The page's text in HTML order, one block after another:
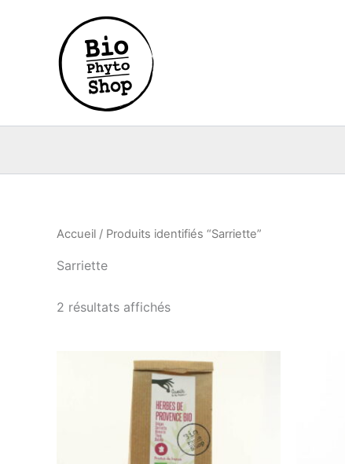
Accueil / Produits identifiés “Sarriette”
Sarriette
2 résultats affichés